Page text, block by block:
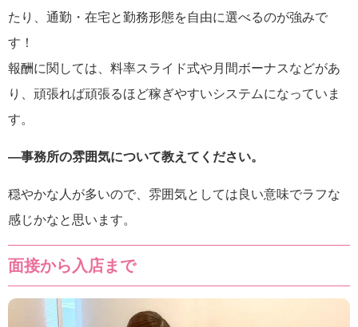
たり、通勤・在宅と勤務形態を自由に選べるのが強みで
す！
報酬に関しては、料率スライド式や月間ボーナスなどがあ
り、頑張れば頑張るほど稼ぎやすいシステムになっていま
す。
―事務所の雰囲気について教えてください。
穏やかな人が多いので、雰囲気としては良い意味でラフな
感じかなと思います。
面接から入店まで